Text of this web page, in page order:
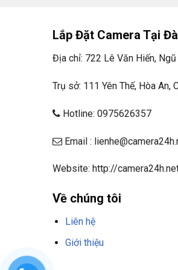
Tuy nhiên, việc mua sản
và chống nước tốt, sản
hoặc muốn tìm hiểu các
ninh để được tư vấn chi tiết
5. Thông số kĩ
trời cố định DH-
Lắp Đặt Camera Tại
Địa chỉ: 722 Lê Văn Hiến,
Trụ sở: 111 Yên Thế, Hòa An,
Hotline: 0975626357
Email :
Website: http://
Về chúng tôi
Liên hệ
Giới thiệu